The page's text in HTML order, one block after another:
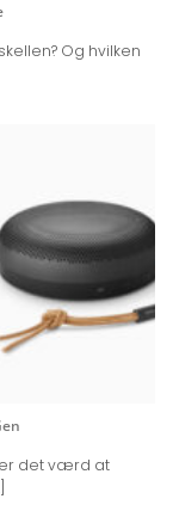
Og hvilken
er det værd at